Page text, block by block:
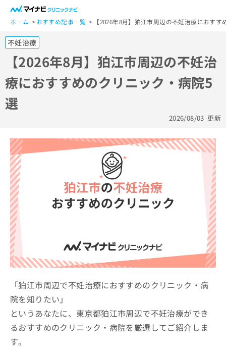
ホーム おすすめ記事一覧 【2026年8月】狛江市周辺の不妊治療におす
不妊治療
【2026年8月】狛江市周辺の不妊治
療におすすめのクリニック・病院5
選
2026/08/03 更新
「狛江市周辺で不妊治療におすすめのクリニック・病
院を知りたい」
というあなたに、東京都狛江市周辺で不妊治療ができ
るおすすめのクリニック・病院を厳選してご紹介しま
す。
一
般
ー
ザ
ー
の
方
は
こ
マ
イ
ナ
ビ
ク
リ
ニ
ッ
ク
ナ
ビ
関
る
お
問
い
合
医
療
関
係
者
の
方
は
こ
ち
ら
広
告
出
稿
の
お
広
告
代
店
の